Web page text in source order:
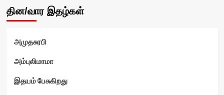
தின/வார இதழ்கள்
அமுதசுரபி
அம்புலிமாமா
இதயம் பேசுகிறது